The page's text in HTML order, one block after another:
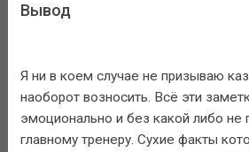
Вывод
Я ни в коем случае не призываю
наоборот возносить. Всё эти
эмоционально и без какой либо не
главному тренеру. Сухие факты